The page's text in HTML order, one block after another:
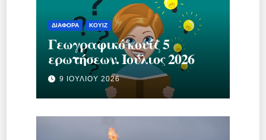
ΔΙΆΦΟΡΑ ΚΟΥΊΖ
Γεωγραφικό κουίζ 5
ερωτήσεων. Ιούλιος 2026
9 ΙΟΥΛΊΟΥ 2026